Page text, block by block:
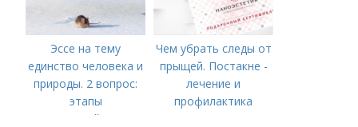
Эссе на тему
единство человека и
природы. 2 вопрос:
этапы
взаимодействия
Чем убрать следы от
прыщей. Постакне -
лечение и
профилактика